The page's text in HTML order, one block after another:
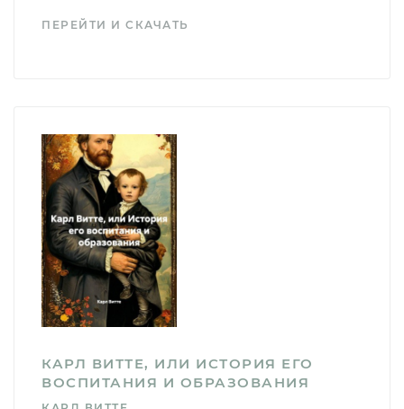
ПЕРЕЙТИ И СКАЧАТЬ
КАРЛ ВИТТЕ, ИЛИ ИСТОРИЯ ЕГО
ВОСПИТАНИЯ И ОБРАЗОВАНИЯ